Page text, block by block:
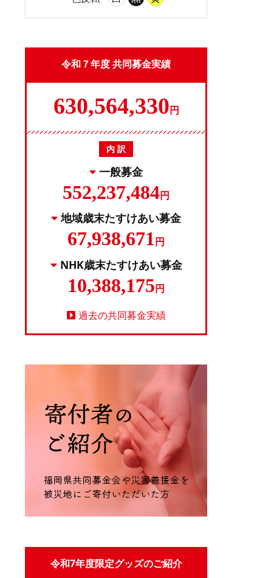
令和７年度 共同募金実績
630,564,330 円
内 訳
一般募金
552,237,484円
地域歳末たすけあい募金
67,938,671 円
NHK歳末たすけあい募金
10,388,175 円
過去の共同募金実績
令和7年度限定グッズのご紹介